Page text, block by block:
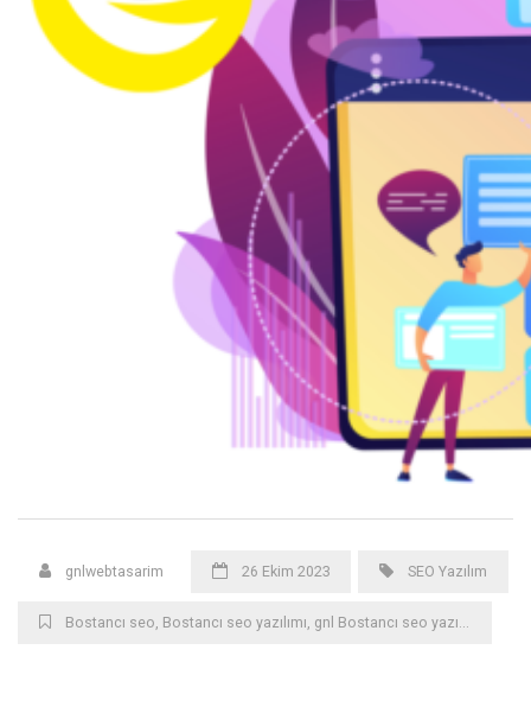
gnlwebtasarim 26 Ekim 2023 SEO Yazılım
Bostancı seo, Bostancı seo yazılımı, gnl Bostancı seo yazılım